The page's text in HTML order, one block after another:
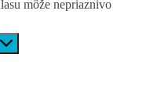
môže nepriaznivo